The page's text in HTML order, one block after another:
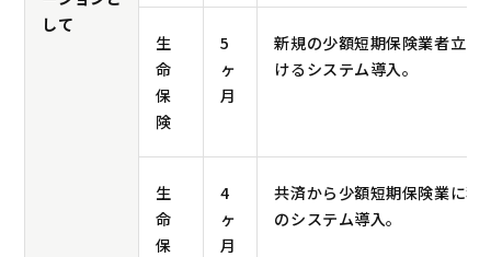
して
生
命
保
険
5
ヶ
月
新規の少額短期保険業者立ち
けるシステム導入。
生
命
保
4
ヶ
月
共済から少額短期保険業に移
のシステム導入。